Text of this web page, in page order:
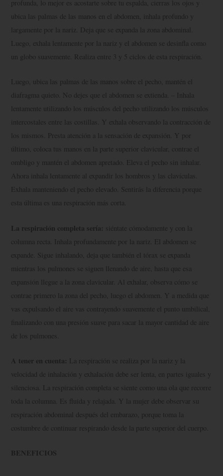
profunda, lo mejor es acostarte sobre tu espalda, cierras los ojos y
ubica las palmas de las manos en el abdomen, inhala profundo y
largamente por la nariz. Deja que se expanda la zona abdominal.
Luego, exhala lentamente por la nariz y el abdomen se desinfla como
un globo suavemente. Realiza entre 3 y 5 ciclos de esta respiración.
Luego, ubica las palmas de las manos sobre el pecho, mantén el
diafragma quieto. No dejes que el abdomen se extienda. – Inhala
lentamente utilizando los músculos del pecho utilizando los músculos
intercostales entre las costillas. Y exhala observando la contracción de
los mismos. Presta atención a la sensación de expansión. Y por
último, coloca tus manos en la parte superior clavicular, contrae el
ombligo y mantén el abdomen apretado. Eleva el pecho sin inhalar.
Ahora inhala lentamente al expandir los hombros y las clavículas.
Exhala manteniendo el pecho elevado. Sentirás la diferencia porque
esta última es una respiración más corta.
La respiración completa sería: siéntate cómodamente y con la
columna recta. Inhala profundamente por la nariz. El abdomen se
expande. Sigue inhalando, deja que también el tórax se expanda
mientras los pulmones se siguen llenando de aire, hasta que esa
expansión llegue a la zona clavicular. Al exhalar, observa cómo se
contrae primero la zona del pecho, luego el abdomen. Y a medida que
vas expulsando el aire vas contrayendo suavemente el punto umbilical,
finalizando con una presión suave para sacar la mayor cantidad de aire
de los pulmones.
A tener en cuenta: La respiración se realiza por la nariz y la
velocidad de inhalación y exhalación debe ser lenta, en partes iguales y
silenciosa. La respiración completa se siente como una ola que recorre
toda la columna. Es fluida y relajada. Y la mujer debe observar su
respiración abdominal después del embarazo, porque toma la
costumbre de continuar respirando desde la parte superior del cuerpo.
BENEFICIOS